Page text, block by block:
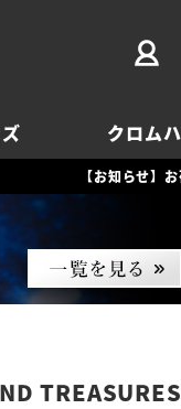
クロム
【お知らせ】
TREASURES